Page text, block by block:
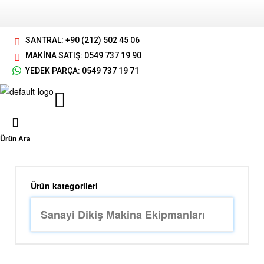
SANTRAL: +90 (212) 502 45 06
MAKİNA SATIŞ: 0549 737 19 90
YEDEK PARÇA: 0549 737 19 71
Ürün Ara
Ürün kategorileri